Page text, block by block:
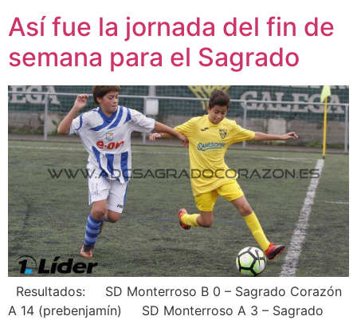
Así fue la jornada del fin de
semana para el Sagrado
Resultados: SD Monterroso B 0 – Sagrado Corazón
A 14 (prebenjamín) SD Monterroso A 3 – Sagrado